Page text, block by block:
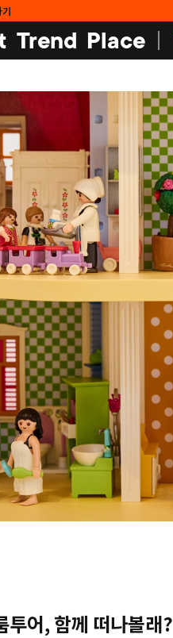
Trend Place
투어, 함께 떠나볼래?